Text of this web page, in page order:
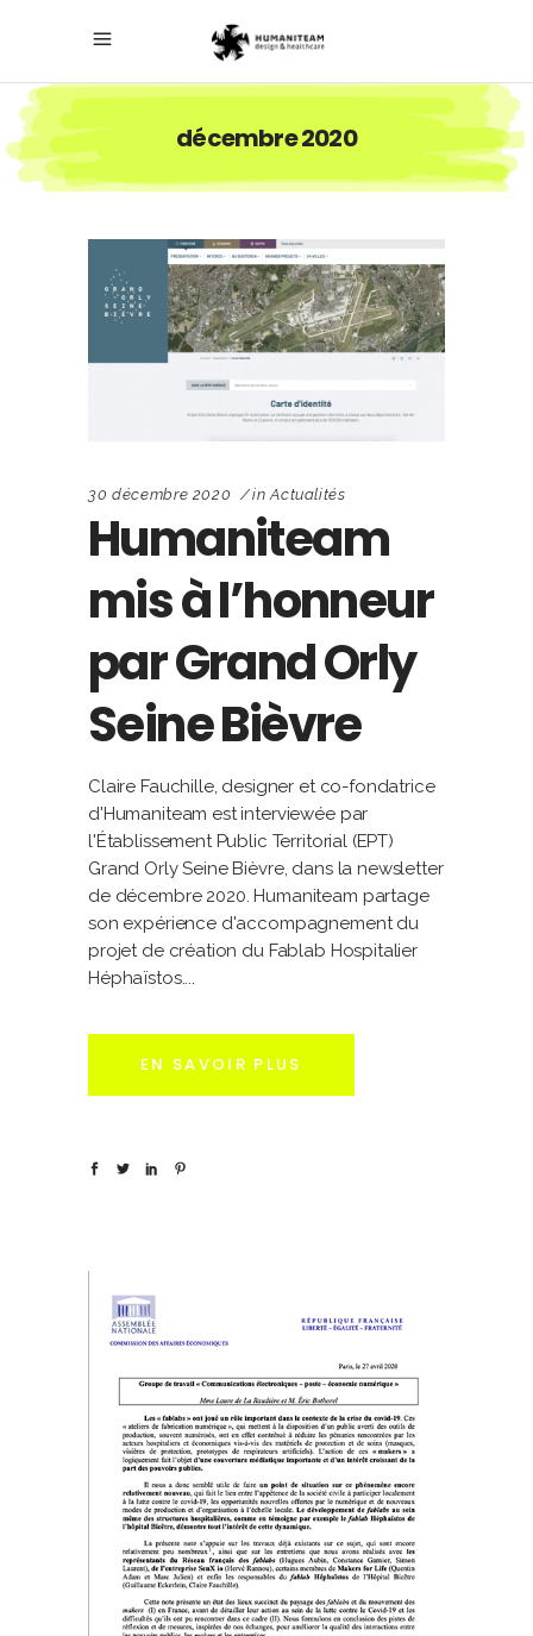
décembre 2020
30 décembre 2020 in Actualités
Humaniteam
mis à l’honneur
par Grand Orly
Seine Bièvre
Claire Fauchille, designer et co-fondatrice
d'Humaniteam est interviewée par
l'Établissement Public Territorial (EPT)
Grand Orly Seine Bièvre, dans la newsletter
de décembre 2020. Humaniteam partage
son expérience d'accompagnement du
projet de création du Fablab Hospitalier
Héphaïstos.
EN SAVOIR PLUS